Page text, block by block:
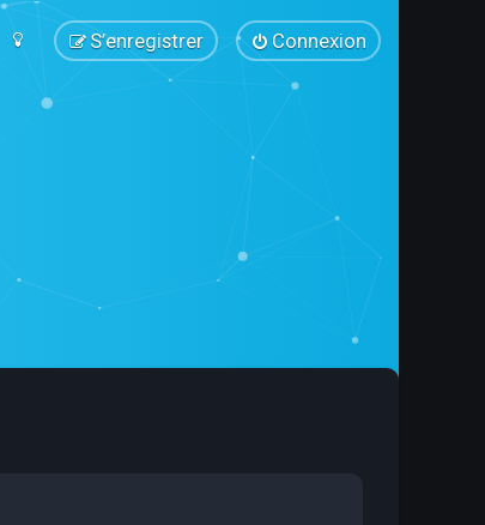
Connexion
S’enregistrer